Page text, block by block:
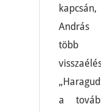
András
több
a